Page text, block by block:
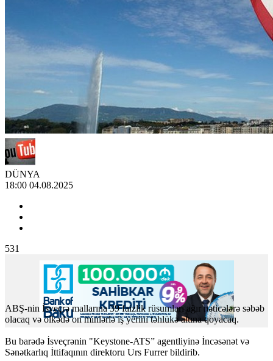
DÜNYA
18:00 04.08.2025
531
ABŞ-nin İsveçrə mallarına 39 faizlik rüsumları ağır nəticələrə səbəb
olacaq və ölkədə on minlərlə iş yerini təhlükə altına qoyacaq.
Bu barədə İsveçrənin "Keystone-ATS” agentliyinə İncəsənət və
Sənətkarlıq İttifaqının direktoru Urs Furrer bildirib.